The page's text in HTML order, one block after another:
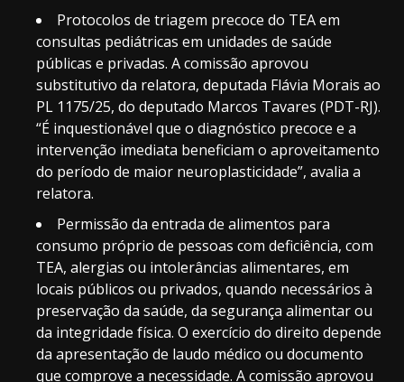
Protocolos de triagem precoce do TEA em
consultas pediátricas em unidades de saúde
públicas e privadas. A comissão aprovou
substitutivo da relatora, deputada Flávia Morais ao
PL 1175/25, do deputado Marcos Tavares (PDT-RJ).
“É inquestionável que o diagnóstico precoce e a
intervenção imediata beneficiam o aproveitamento
do período de maior neuroplasticidade”, avalia a
relatora.
Permissão da entrada de alimentos para
consumo próprio de pessoas com deficiência, com
TEA, alergias ou intolerâncias alimentares, em
locais públicos ou privados, quando necessários à
preservação da saúde, da segurança alimentar ou
da integridade física. O exercício do direito depende
da apresentação de laudo médico ou documento
que comprove a necessidade. A comissão aprovou